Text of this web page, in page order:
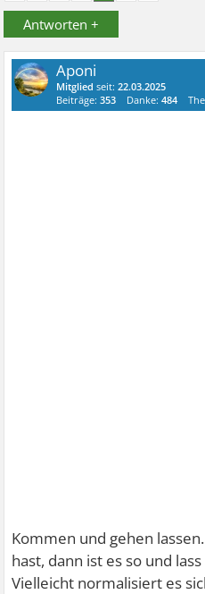
Antworten +
Aponi
Mitglied seit:22.03.2025
Beiträge:353 Danke:484
Kommen und gehen
hast, dann ist es so und
Vielleicht normalisiert es